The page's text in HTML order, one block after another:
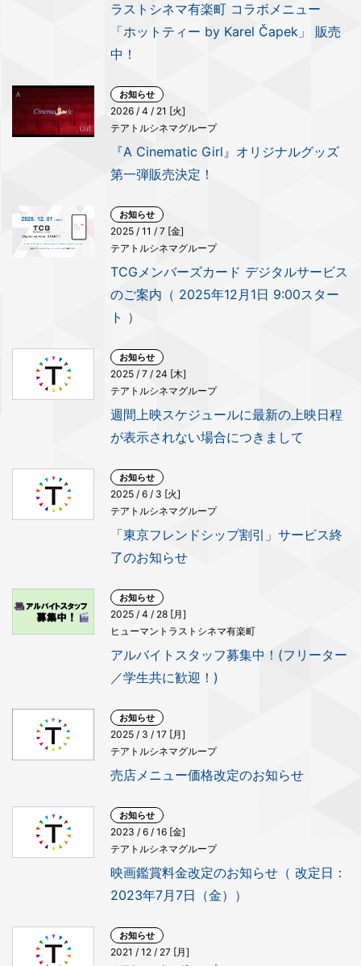
ラストシネマ有楽町 コラボメニュー
「ホットティー by Karel Čapek」 販売
中！
お知らせ
2026 / 4 / 21 [火]
テアトルシネマグループ
『A Cinematic Girl』オリジナルグッズ
第一弾販売決定！
お知らせ
2025 / 11 / 7 [金]
テアトルシネマグループ
TCGメンバーズカード デジタルサービス
のご案内（ 2025年12月1日 9:00スター
ト ）
お知らせ
2025 / 7 / 24 [木]
テアトルシネマグループ
週間上映スケジュールに最新の上映日程
が表示されない場合につきまして
お知らせ
2025 / 6 / 3 [火]
テアトルシネマグループ
「東京フレンドシップ割引」サービス終
了のお知らせ
お知らせ
2025 / 4 / 28 [月]
ヒューマントラストシネマ有楽町
アルバイトスタッフ募集中！(フリーター
／学生共に歓迎！)
お知らせ
2025 / 3 / 17 [月]
テアトルシネマグループ
売店メニュー価格改定のお知らせ
お知らせ
2023 / 6 / 16 [金]
テアトルシネマグループ
映画鑑賞料金改定のお知らせ（ 改定日：
2023年7月7日（金））
お知らせ
2021 / 12 / 27 [月]